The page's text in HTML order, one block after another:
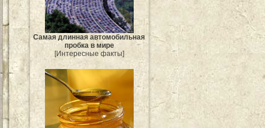
Самая длинная автомобильная
пробка в мире
[Интересные факты]